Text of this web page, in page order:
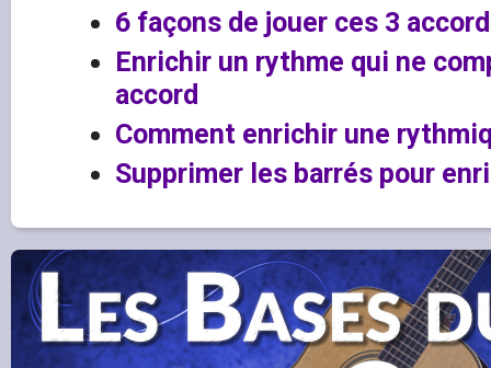
6 façons de jouer ces 3
Enrichir un rythme qui ne
accord
Comment enrichir une
Supprimer les barrés pour